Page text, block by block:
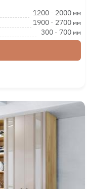
1200 - 2000 мм
1900 - 2700 мм
300 - 700 мм